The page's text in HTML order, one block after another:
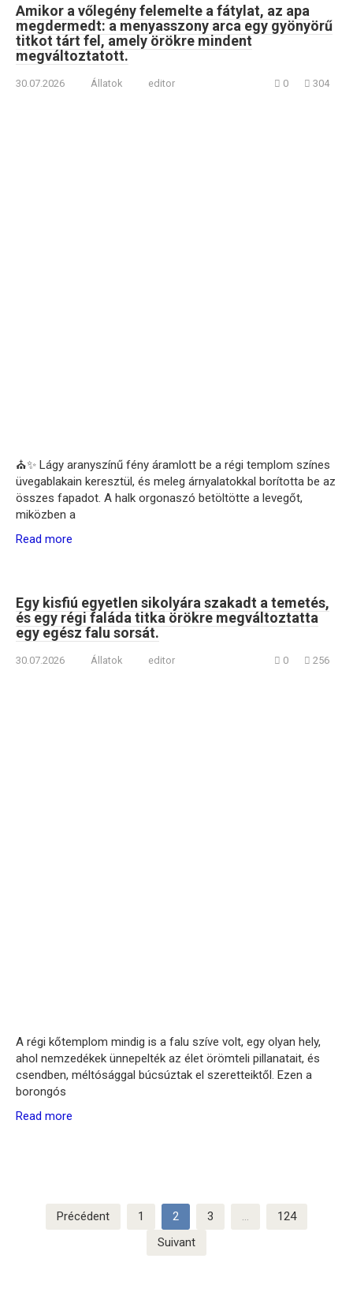
Amikor a vőlegény felemelte a fátylat, az apa
megdermedt: a menyasszony arca egy gyönyörű
titkot tárt fel, amely örökre mindent
megváltoztatott.
30.07.2026 Állatok editor 0 304
⛪✨ Lágy aranyszínű fény áramlott be a régi templom színes
üvegablakain keresztül, és meleg árnyalatokkal borította be az
összes fapadot. A halk orgonaszó betöltötte a levegőt,
miközben a
Read more
Egy kisfiú egyetlen sikolyára szakadt a temetés,
és egy régi faláda titka örökre megváltoztatta
egy egész falu sorsát.
30.07.2026 Állatok editor 0 256
A régi kőtemplom mindig is a falu szíve volt, egy olyan hely,
ahol nemzedékek ünnepelték az élet örömteli pillanatait, és
csendben, méltósággal búcsúztak el szeretteiktől. Ezen a
borongós
Read more
PaginationPrécédent 1 2 3 …
124
Suivant